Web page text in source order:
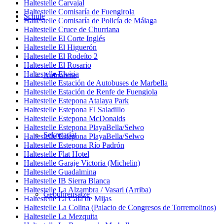
Schule
Aufnahme
Sekretariat
Gebührensätze
Haltestelle Carvajal
Haltestelle Comisaría de Fuengirola
Haltestelle Comisaría de Policía de Málaga
Haltestelle Cruce de Churriana
Haltestelle El Corte Inglés
Haltestelle El Higuerón
Haltestelle El Rodeíto 2
Haltestelle El Rosario
Haltestelle Elviria
Haltestelle Estación de Autobuses de Marbella
Haltestelle Estación de Renfe de Fuengiola
Haltestelle Estepona Atalaya Park
Haltestelle Estepona El Saladillo
Haltestelle Estepona McDonalds
Haltestelle Estepona PlayaBella/Selwo
Haltestelle Estepona PlayaBella/Selwo
Haltestelle Estepona Río Padrón
Haltestelle Flat Hotel
Haltestelle Garaje Victoria (Michelin)
Haltestelle Guadalmina
Haltestelle IB Sierra Blanca
Haltestelle La Alzambra / Vasari (Arriba)
Haltestelle La Cala de Mijas
Haltestelle La Colina (Palacio de Congresos de Torremolinos)
Haltestelle La Mezquita